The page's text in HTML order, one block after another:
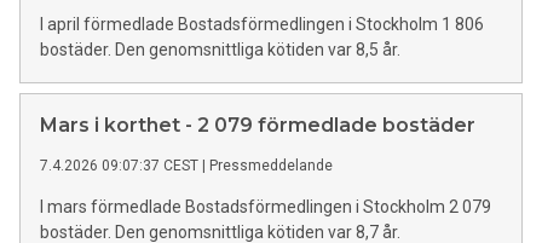
I april förmedlade Bostadsförmedlingen i Stockholm 1 806
bostäder. Den genomsnittliga kötiden var 8,5 år.
Mars i korthet - 2 079 förmedlade bostäder
7.4.2026 09:07:37 CEST Pressmeddelande
I mars förmedlade Bostadsförmedlingen i Stockholm 2 079
bostäder. Den genomsnittliga kötiden var 8,7 år.